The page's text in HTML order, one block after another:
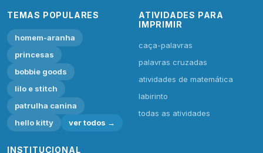
TEMAS POPULARES
homem-aranha
princesas
bobbie goods
lilo e stitch
patrulha canina
hello kitty
ver todos →
ATIVIDADES PARA
IMPRIMIR
caça-palavras
palavras cruzadas
atividades de matemática
labirinto
todas as atividades
INSTITUCIONAL